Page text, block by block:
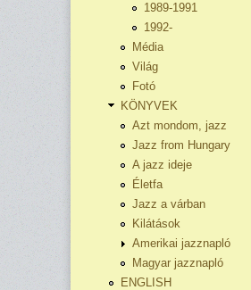
1989-1991
1992-
Média
Világ
Fotó
KÖNYVEK
Azt mondom, jazz
Jazz from Hungary
A jazz ideje
Életfa
Jazz a várban
Kilátások
Amerikai jazznapló
Magyar jazznapló
ENGLISH